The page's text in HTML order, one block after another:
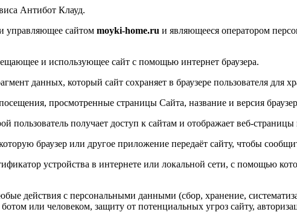
Антибот Клауд.
управляющее сайтом moyki-home.ru и являющееся оператором
и использующее сайт с помощью интернет браузера.
данных, который сайт сохраняет в браузере пользователя для
просмотренные страницы Сайта, название и версия
пользователь получает доступ к сайтам и отображает веб-страницы
браузер или другое приложение передаёт сайту, чтобы
устройства в интернете или локальной сети, с помощью
действия с персональными данными (сбор, хранение,
ботом или человеком, защиту от потенциальных угроз сайту,